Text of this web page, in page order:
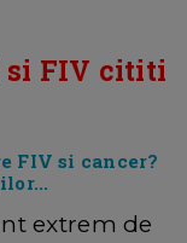
si FIV cititi
FIV si cancer?
extrem de